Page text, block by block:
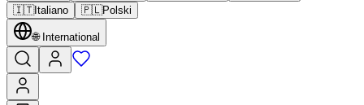
🇮🇹Italiano 🇵🇱Polski
🌐 International